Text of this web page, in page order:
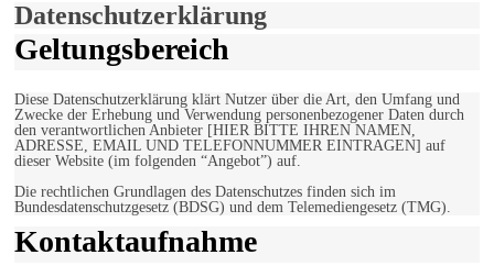
Datenschutzerklärung
Geltungsbereich
Diese Datenschutzerklärung klärt Nutzer über die Art, den Umfang und
Zwecke der Erhebung und Verwendung personenbezogener Daten durch
den verantwortlichen Anbieter [HIER BITTE IHREN NAMEN,
ADRESSE, EMAIL UND TELEFONNUMMER EINTRAGEN] auf
dieser Website (im folgenden “Angebot”) auf.
Die rechtlichen Grundlagen des Datenschutzes finden sich im
Bundesdatenschutzgesetz (BDSG) und dem Telemediengesetz (TMG).
Kontaktaufnahme